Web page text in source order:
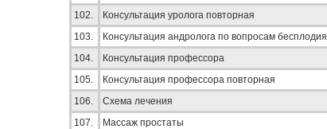
102.
Консультация уролога повторная
103.
Консультация андролога по вопросам бесплодия
104.
Консультация профессора
105.
Консультация профессора повторная
106.
Схема лечения
107.
Массаж простаты